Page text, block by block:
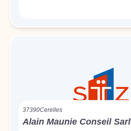
37390Cerelles
Alain Maunie Conseil Sarl